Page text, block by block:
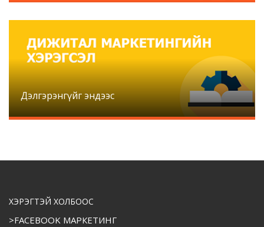
Дэлгэрэнгүйг эндээс
ХЭРЭГТЭЙ ХОЛБООС
>FACEBOOK МАРКЕТИНГ